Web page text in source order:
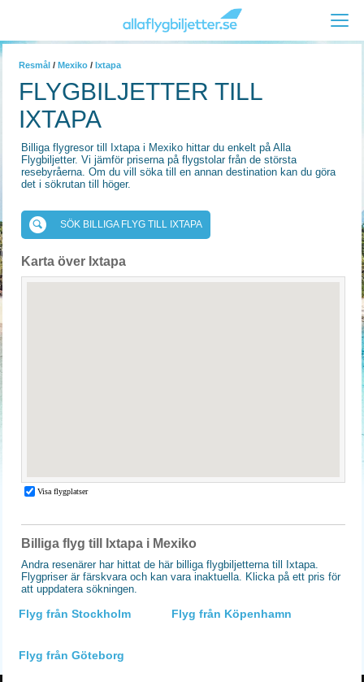
Resmål / Mexiko / Ixtapa
FLYGBILJETTER TILL
IXTAPA
Billiga flygresor till Ixtapa i Mexiko hittar du enkelt på Alla
Flygbiljetter. Vi jämför priserna på flygstolar från de största
resebyråerna. Om du vill söka till en annan destination kan du göra
det i sökrutan till höger.
SÖK BILLIGA FLYG TILL IXTAPA
Karta över Ixtapa
Billiga flyg till Ixtapa i Mexiko
Andra resenärer har hittat de här billiga flygbiljetterna till Ixtapa.
Flygpriser är färskvara och kan vara inaktuella. Klicka på ett pris för
att uppdatera sökningen.
Flyg från Stockholm Flyg från Köpenhamn
Flyg från Göteborg